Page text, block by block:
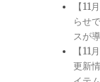
【11
らせ
スが
【11
更新